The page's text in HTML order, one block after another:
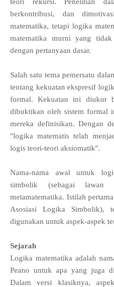
berkontribusi, dan
matematika, tetapi logika
matematika murni yang tidak
dengan pertanyaan dasar.
Salah satu tema pemersatu
tentang kekuatan ekspresif
formal. Kekuatan ini diukur
dibuktikan oleh sistem formal
mereka definisikan. Dengan
"logika matematis telah
logis teori-teori aksiomatik".
Nama-nama awal untuk
simbolik (sebagai
metamatematika. Istilah
Asosiasi Logika Simbolik),
digunakan untuk aspek-aspek
Sejarah
Logika matematika adalah
Peano untuk apa yang juga
Dalam versi klasiknya,